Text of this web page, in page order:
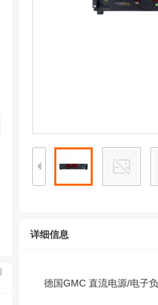
详细信息
德国GMC 直流电源/电子